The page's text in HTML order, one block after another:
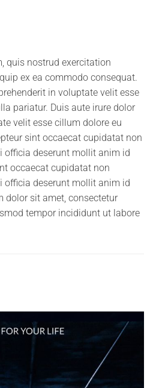
quis nostrud exercitation
ex ea commodo consequat.
in voluptate velit esse
pariatur. Duis aute irure dolor
velit esse cillum dolore eu
sint occaecat cupidatat non
officia deserunt mollit anim id
occaecat cupidatat non
officia deserunt mollit anim id
dolor sit amet, consectetur
tempor incididunt ut labore